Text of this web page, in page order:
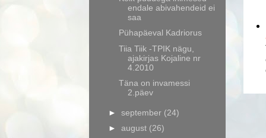
endale abivahendeid ei
saa
Pühapäeval Kadriorus
Tiia Tiik -TPIK nägu,
ajakirjas Kojaline nr
4.2010
Täna on invamessi
2.päev
► september (24)
► august (26)